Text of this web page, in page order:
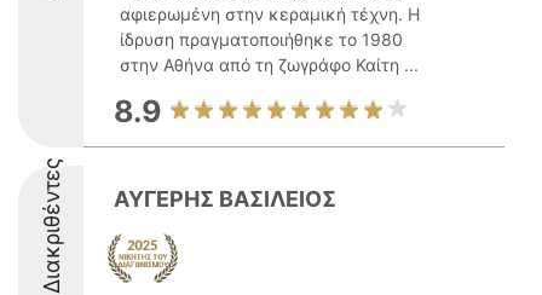
αφιερωμένη στην κεραμική τέχνη. Η
ίδρυση πραγματοποιήθηκε το 1980
στην Αθήνα από τη ζωγράφο Καίτη ...
8.9
Διακριθέντες ΑΥΓΕΡΗΣ ΒΑΣΙΛΕΙΟΣ